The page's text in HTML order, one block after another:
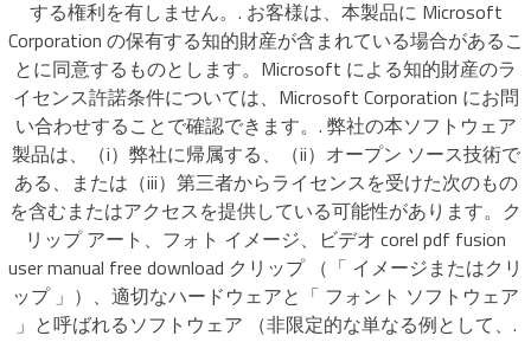
する権利を有しません。. お客様は、本製品に Microsoft
Corporation の保有する知的財産が含まれている場合があるこ
とに同意するものとします。Microsoft による知的財産のラ
イセンス許諾条件については、Microsoft Corporation にお問
い合わせすることで確認できます。. 弊社の本ソフトウェア
製品は、（i）弊社に帰属する、（ii）オープン ソース技術で
ある、または（iii）第三者からライセンスを受けた次のもの
を含むまたはアクセスを提供している可能性があります。ク
リップ アート、フォト イメージ、ビデオ corel pdf fusion
user manual free download クリップ （「 イメージまたはクリ
ップ 」）、適切なハードウェアと「 フォント ソフトウェア
」と呼ばれるソフトウェア （非限定的な単なる例として、.